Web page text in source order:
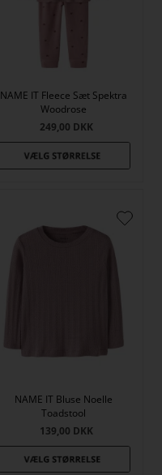
NAME IT Fleece Sæt Spektra
Woodrose
249,00 DKK
NAME IT Bluse Noelle
Toadstool
139,00 DKK